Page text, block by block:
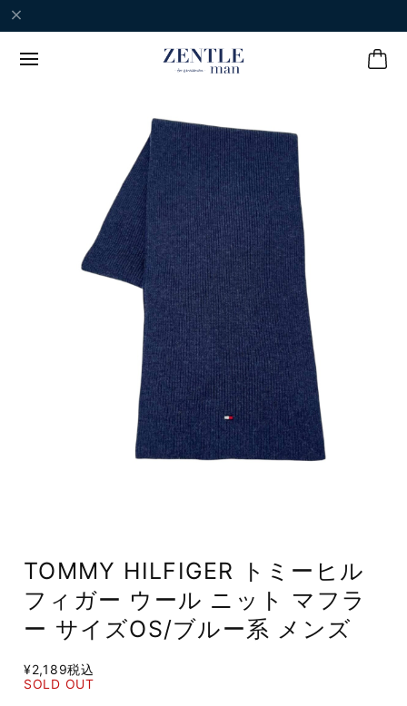
TOMMY HILFIGER トミーヒル
フィガー ウール ニット マフラ
ー サイズOS/ブルー系 メンズ
¥2,189税込
SOLD OUT